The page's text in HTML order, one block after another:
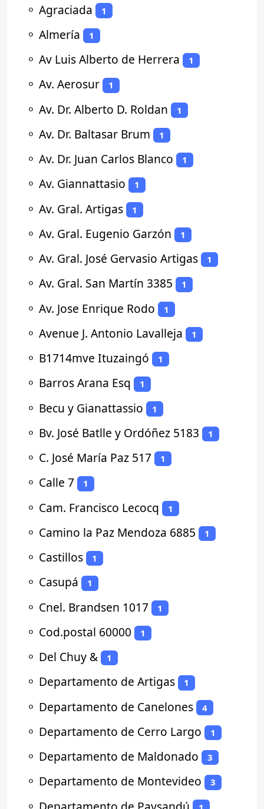
⚬ Agraciada 1
⚬ Almería 1
⚬ Av Luis Alberto de Herrera 1
⚬ Av. Aerosur 1
⚬ Av. Dr. Alberto D. Roldan 1
⚬ Av. Dr. Baltasar Brum 1
⚬ Av. Dr. Juan Carlos Blanco 1
⚬ Av. Giannattasio 1
⚬ Av. Gral. Artigas 1
⚬ Av. Gral. Eugenio Garzón 1
⚬ Av. Gral. José Gervasio Artigas 1
⚬ Av. Gral. San Martín 3385 1
⚬ Av. Jose Enrique Rodo 1
⚬ Avenue J. Antonio Lavalleja 1
⚬ B1714mve Ituzaingó 1
⚬ Barros Arana Esq 1
⚬ Becu y Gianattassio 1
⚬ Bv. José Batlle y Ordóñez 5183 1
⚬ C. José María Paz 517 1
⚬ Calle 7 1
⚬ Cam. Francisco Lecocq 1
⚬ Camino la Paz Mendoza 6885 1
⚬ Castillos 1
⚬ Casupá 1
⚬ Cnel. Brandsen 1017 1
⚬ Cod.postal 60000 1
⚬ Del Chuy & 1
⚬ Departamento de Artigas 1
⚬ Departamento de Canelones 4
⚬ Departamento de Cerro Largo 1
⚬ Departamento de Maldonado 3
⚬ Departamento de Montevideo 3